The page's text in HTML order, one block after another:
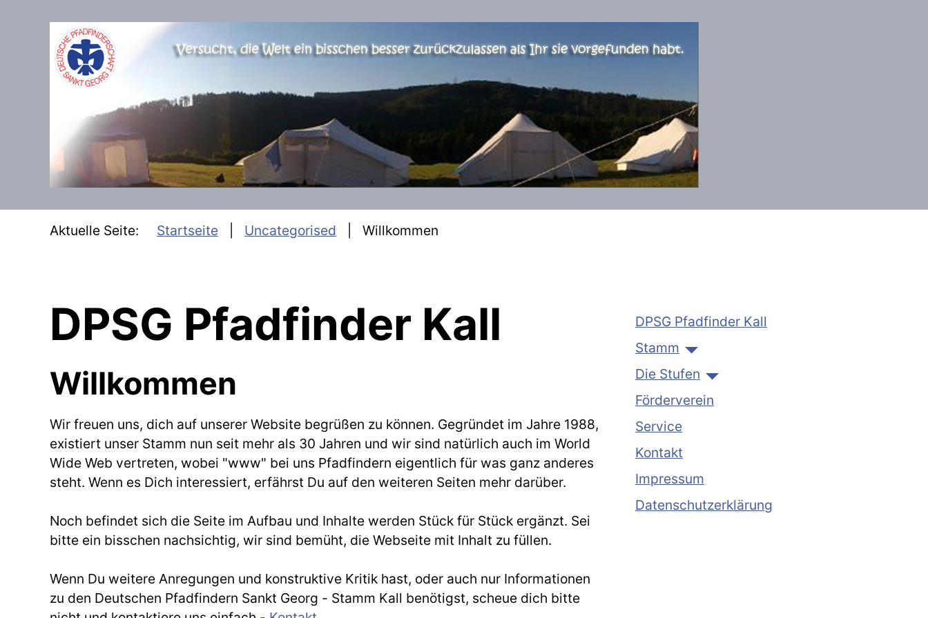
SKIP TO MAIN CONTENT
Aktuelle Seite: Startseite Uncategorised Willkommen
DPSG Pfadfinder Kall
Willkommen
Wir freuen uns, dich auf unserer Website begrüßen zu können. Gegründet im Jahre 1988,
existiert unser Stamm nun seit mehr als 30 Jahren und wir sind natürlich auch im World
Wide Web vertreten, wobei "www" bei uns Pfadfindern eigentlich für was ganz anderes
steht. Wenn es Dich interessiert, erfährst Du auf den weiteren Seiten mehr darüber.
Noch befindet sich die Seite im Aufbau und Inhalte werden Stück für Stück ergänzt. Sei
bitte ein bisschen nachsichtig, wir sind bemüht, die Webseite mit Inhalt zu füllen.
Wenn Du weitere Anregungen und konstruktive Kritik hast, oder auch nur Informationen
zu den Deutschen Pfadfindern Sankt Georg - Stamm Kall benötigst, scheue dich bitte
DPSG Pfadfinder Kall
Stamm
Die Stufen
Förderverein
Service
Kontakt
Impressum
Datenschutzerklärung